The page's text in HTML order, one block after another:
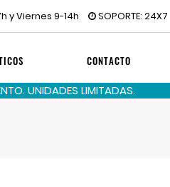
y Viernes 9-14h SOPORTE: 24X7
CONTACTO
UNIDADES LIMITADAS.